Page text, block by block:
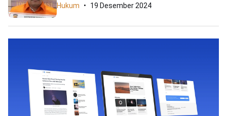
Hukum 19 Desember 2024